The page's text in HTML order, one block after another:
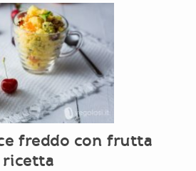
freddo con frutta
ricetta